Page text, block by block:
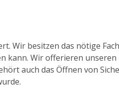
Wir besitzen das nötige
kann. Wir offerieren unseren
auch das Öffnen von